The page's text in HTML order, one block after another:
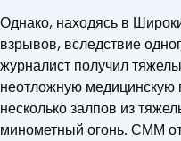
Однако, находясь в
взрывов, вследствие
журналист получил
неотложную
несколько залпов из
минометный огонь. СММ